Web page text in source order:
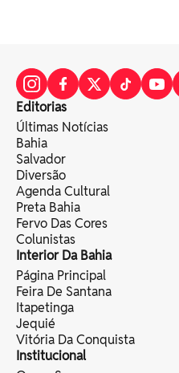
Editorias
Últimas Notícias
Bahia
Salvador
Diversão
Agenda Cultural
Preta Bahia
Fervo Das Cores
Colunistas
Interior Da Bahia
Página Principal
Feira De Santana
Itapetinga
Jequié
Vitória Da Conquista
Institucional